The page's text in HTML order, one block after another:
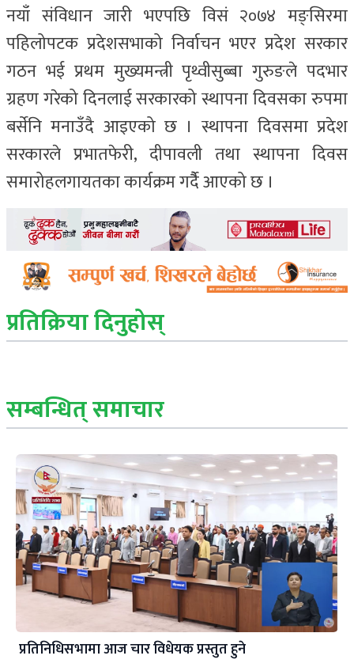
नयाँ संविधान जारी भएपछि विसं २०७४ मङ्सिरमा
पहिलोपटक प्रदेशसभाको निर्वाचन भएर प्रदेश सरकार
गठन भई प्रथम मुख्यमन्त्री पृथ्वीसुब्बा गुरुङले पदभार
ग्रहण गरेको दिनलाई सरकारको स्थापना दिवसका रुपमा
बर्सेनि मनाउँदै आइएको छ । स्थापना दिवसमा प्रदेश
सरकारले प्रभातफेरी, दीपावली तथा स्थापना दिवस
समारोहलगायतका कार्यक्रम गर्दैै आएको छ ।
प्रतिक्रिया दिनुहोस्
सम्बन्धित् समाचार
प्रतिनिधिसभामा आज चार विधेयक प्रस्तुत हुने